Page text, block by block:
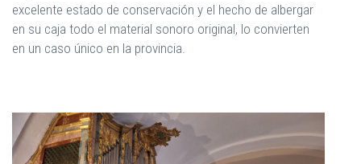
excelente estado de conservación y el hecho de albergar
en su caja todo el material sonoro original, lo convierten
en un caso único en la provincia.